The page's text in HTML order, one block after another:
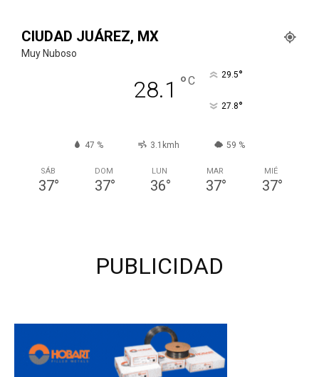
CIUDAD JUÁREZ, MX
Muy Nuboso
28.1 °C 29.5°
27.8°
47 % 3.1kmh 59 %
SÁB
37°
DOM
37°
LUN
36°
MAR
37°
MIÉ
37°
PUBLICIDAD